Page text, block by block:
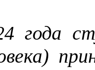
года